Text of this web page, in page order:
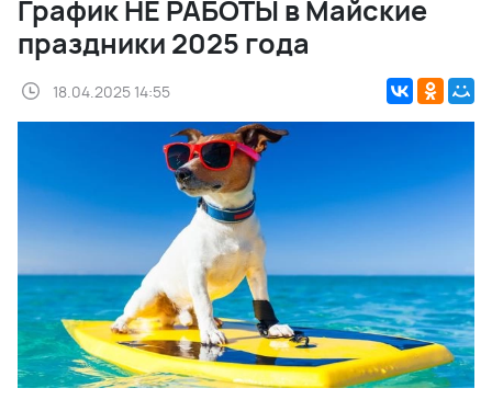
График НЕ РАБОТЫ в Майские
праздники 2025 года
18.04.2025 14:55